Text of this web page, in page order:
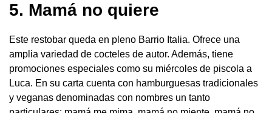
5. Mamá no quiere
Este restobar queda en pleno Barrio Italia. Ofrece una
amplia variedad de cocteles de autor. Además, tiene
promociones especiales como su miércoles de piscola a
Luca. En su carta cuenta con hamburguesas tradicionales
y veganas denominadas con nombres un tanto